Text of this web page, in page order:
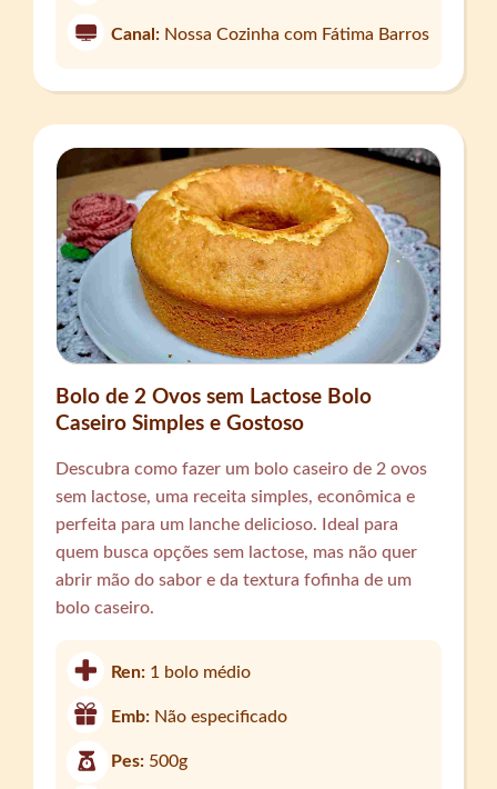
Canal: Nossa Cozinha com Fátima Barros
Bolo de 2 Ovos sem Lactose Bolo
Caseiro Simples e Gostoso
Descubra como fazer um bolo caseiro de 2 ovos
sem lactose, uma receita simples, econômica e
perfeita para um lanche delicioso. Ideal para
quem busca opções sem lactose, mas não quer
abrir mão do sabor e da textura fofinha de um
bolo caseiro.
Ren: 1 bolo médio
Emb: Não especificado
Pes: 500g